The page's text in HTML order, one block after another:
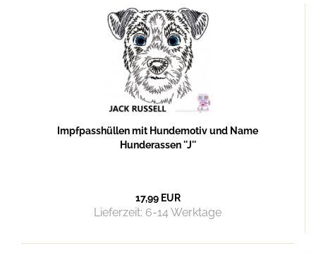
Impfpasshüllen mit Hundemotiv und Name
Hunderassen ''J''
17,99 EUR
Lieferzeit: 6-14 Werktage